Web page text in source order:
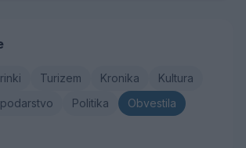
Turizem Kronika
Kultura
Politika
Obvestila